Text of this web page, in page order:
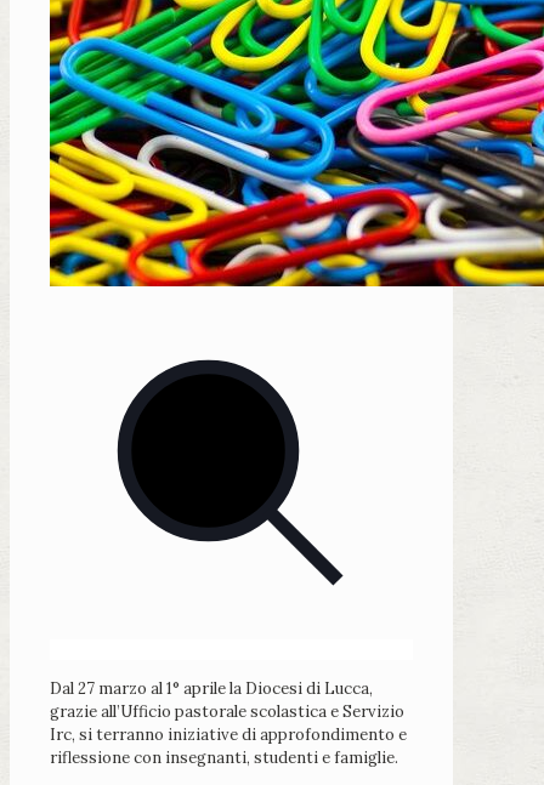
Dal 27 marzo al 1° aprile la Diocesi di Lucca,
grazie all’Ufficio pastorale scolastica e Servizio
Irc, si terranno iniziative di approfondimento e
riflessione con insegnanti, studenti e famiglie.